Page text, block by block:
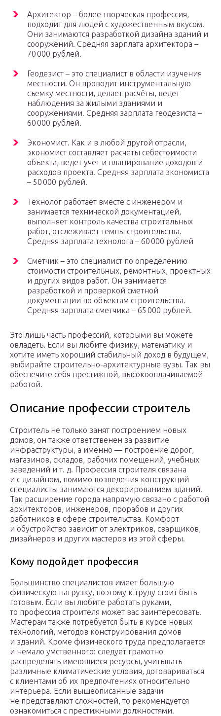
Архитектор – более творческая профессия,
подходит для людей с художественным вкусом.
Они занимаются разработкой дизайна зданий и
сооружений. Средняя зарплата архитектора –
70 000 рублей.
Геодезист – это специалист в области изучения
местности. Он проводит инструментальную
съемку местности, делает расчёты, ведет
наблюдения за жилыми зданиями и
сооружениями. Средняя зарплата геодезиста –
60 000 рублей.
Экономист. Как и в любой другой отрасли,
экономист составляет расчеты себестоимости
объекта, ведет учет и планирование доходов и
расходов проекта. Средняя зарплата экономиста
– 50 000 рублей.
Технолог работает вместе с инженером и
занимается технической документацией,
выполняет контроль качества строительных
работ, отслеживает темпы строительства.
Средняя зарплата технолога – 60 000 рублей
Сметчик – это специалист по определению
стоимости строительных, ремонтных, проектных
и других видов работ. Он занимается
разработкой и проверкой сметной
документации по объектам строительства.
Средняя зарплата сметчика – 65 000 рублей.
Это лишь часть профессий, которыми вы можете
овладеть. Если вы любите физику, математику и
хотите иметь хороший стабильный доход в будущем,
выбирайте строительно-архитектурные вузы. Так вы
обеспечите себя престижной, высокооплачиваемой
работой.
Описание профессии строитель
Строитель не только занят построением новых
домов, он также ответственен за развитие
инфраструктуры, а именно — построение дорог,
магазинов, складов, рабочих помещений, учебных
заведений и т. д. Профессия строителя связана
и с дизайном, помимо возведения конструкций
специалисты занимаются декорированием зданий.
Так расширение города напрямую связано с работой
архитекторов, инженеров, прорабов и других
работников в сфере строительства. Комфорт
и обустройство зависит от электриков, сварщиков,
дизайнеров и других мастеров из этой сферы.
Кому подойдет профессия
Большинство специалистов имеет большую
физическую нагрузку, поэтому к труду стоит быть
готовым. Если вы любите работать руками,
то профессия строителя может вас заинтересовать.
Мастерам также потребуется быть в курсе новых
технологий, методов конструирования домов
и зданий. Кроме физического труда предполагается
и немало умственного: следует грамотно
распределять имеющиеся ресурсы, учитывать
различные климатические условия, договариваться
с клиентами об их предпочтениях относительно
интерьера. Если вышеописанные задачи
не представляют сложностей, то рекомендуется
ознакомиться с престижными должностями.